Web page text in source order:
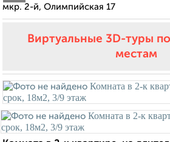
мкр. 2-й, Олимпийская 17
Виртуальные 3D-туры
местам